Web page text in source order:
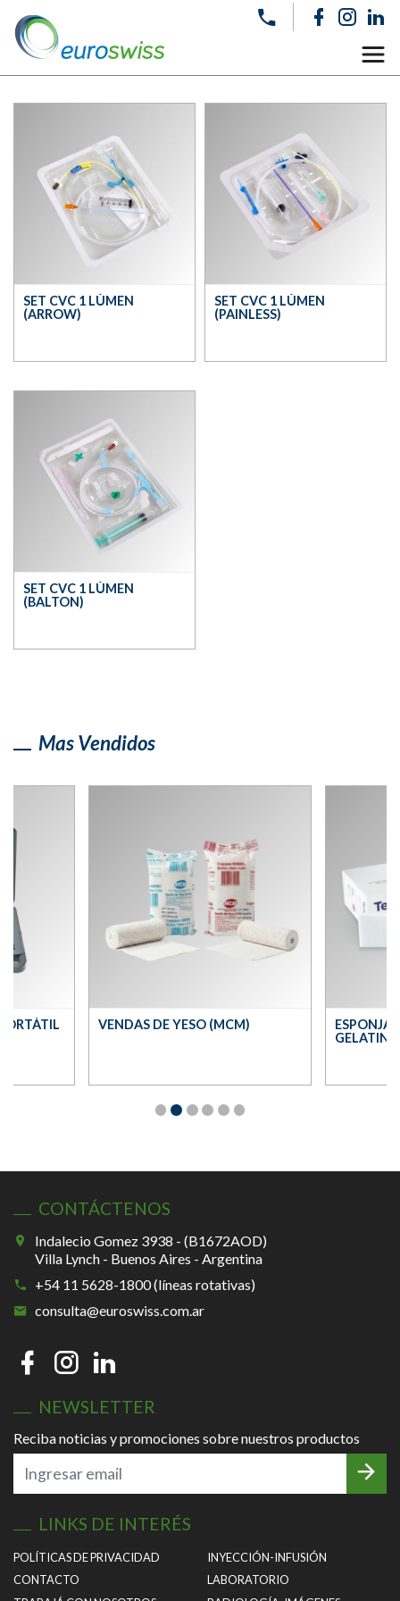
SET CVC 1 LÚMEN
(ARROW)
SET CVC 1 LÚMEN
(PAINLESS)
SET CVC 1 LÚMEN
(BALTON)
Mas Vendidos
VENDAS DE YESO (MCM)
ESPONJA
CONTÁCTENOS
Indalecio Gomez 3938 - (B1672AOD)
Villa Lynch - Buenos Aires - Argentina
+54 11 5628-1800 (líneas rotativas)
consulta@euroswiss.com.ar
NEWSLETTER
Reciba noticias y promociones sobre nuestros productos
LINKS DE INTERÉS
POLÍTICAS DE PRIVACIDAD
CONTACTO
INYECCIÓN-INFUSIÓN
LABORATORIO